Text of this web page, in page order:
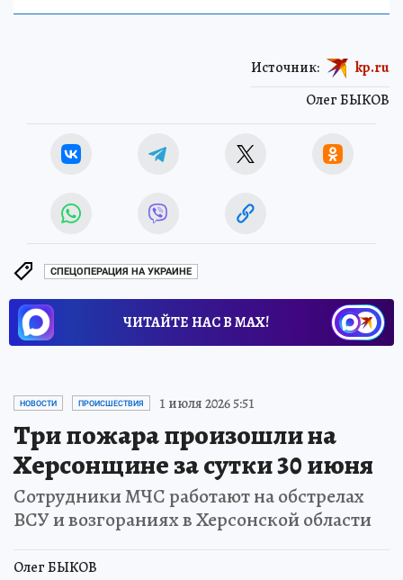
Олег БЫКОВ
Источник: kp.ru
СПЕЦОПЕРАЦИЯ НА УКРАИНЕ
ЧИТАЙТЕ НАС В МАХ!
НОВОСТИ ПРОИСШЕСТВИЯ 1 июля 2026 5:51
Три пожара произошли на
Херсонщине за сутки 30 июня
Сотрудники МЧС работают на обстрелах
ВСУ и возгораниях в Херсонской области
Олег БЫКОВ